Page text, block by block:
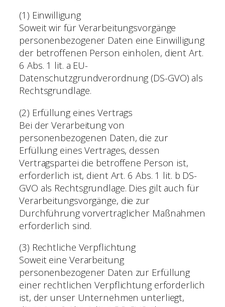
(1) Einwilligung
Soweit wir für Verarbeitungsvorgänge
personenbezogener Daten eine Einwilligung
der betroffenen Person einholen, dient Art.
6 Abs. 1 lit. a EU-
Datenschutzgrundverordnung (DS-GVO) als
Rechtsgrundlage.
(2) Erfüllung eines Vertrags
Bei der Verarbeitung von
personenbezogenen Daten, die zur
Erfüllung eines Vertrages, dessen
Vertragspartei die betroffene Person ist,
erforderlich ist, dient Art. 6 Abs. 1 lit. b DS-
GVO als Rechtsgrundlage. Dies gilt auch für
Verarbeitungsvorgänge, die zur
Durchführung vorvertraglicher Maßnahmen
erforderlich sind.
(3) Rechtliche Verpflichtung
Soweit eine Verarbeitung
personenbezogener Daten zur Erfüllung
einer rechtlichen Verpflichtung erforderlich
ist, der unser Unternehmen unterliegt,